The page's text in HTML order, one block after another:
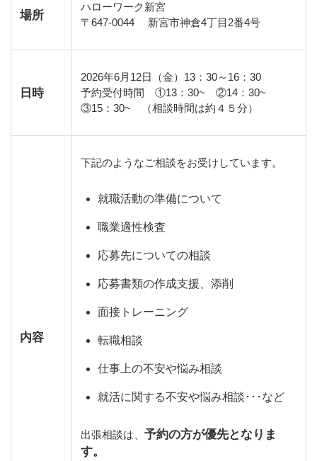
場所
ハローワーク新宮
〒 647-0044 新宮市神倉4丁目 2番4号
日時
2026年6月12日（金）13 ： 30～ 16 ： 30
予約受付時間 ①13 ： 30~ ②14 ： 30~
③15 ： 30~ （相談時間は約４５分）
内容
下記のようなご相談をお受けしています。
就職活動の準備について
職業適性検査
応募先についての相談
応募書類の作成支援、添削
面接トレーニング
転職相談
仕事上の不安や悩み相談
就活に関する不安や悩み相談･･･など
出張相談は、 予約の方が優先となりま
す。